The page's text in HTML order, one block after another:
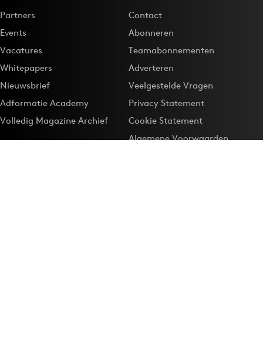
Partners
Events
Vacatures
Whitepapers
Nieuwsbrief
Adformatie Academy
Volledig Magazine Archief
Contact
Abonneren
Teamabonnementen
Adverteren
Veelgestelde Vragen
Privacy Statement
Cookie Statement
Algemene Voorwaarden